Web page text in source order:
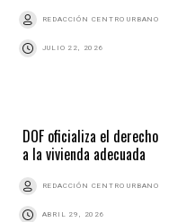
REDACCIÓN CENTRO URBANO
JULIO 22, 2026
DOF oficializa el derecho
a la vivienda adecuada
REDACCIÓN CENTRO URBANO
ABRIL 29, 2026